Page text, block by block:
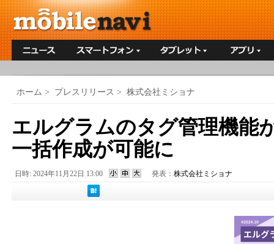
ホーム > プレスリリース > 株式会社ミショナ
エルグラムのタグ管理機能
一括作成が可能に
日時: 2024年11月22日 13:00 発表： 株式会社ミショナ